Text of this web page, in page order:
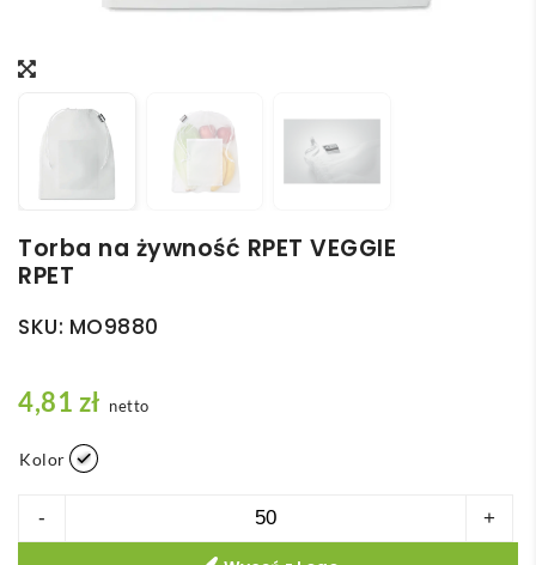
Torba na żywność RPET VEGGIE
RPET
SKU: MO9880
4,81 zł netto
Kolor
-
Torba
+